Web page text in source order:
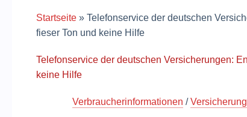
Startseite » Telefonservice der deutschen
fieser Ton und keine Hilfe
Telefonservice der deutschen Versicherungen:
keine Hilfe
Verbraucherinformationen /Versicherung